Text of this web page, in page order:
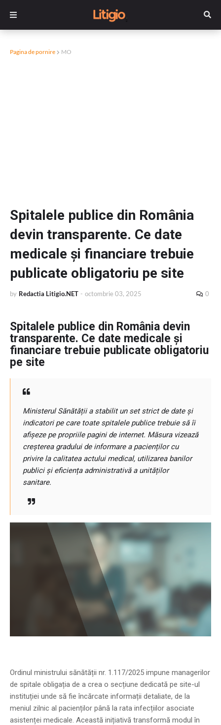
Pagina de pornire MO
Spitalele publice din România
devin transparente. Ce date
medicale și financiare trebuie
publicate obligatoriu pe site
by Redactia Litigio.NET - octombrie 03, 2025 0
Spitalele publice din România devin
transparente. Ce date medicale și
financiare trebuie publicate obligatoriu
pe site
Ministerul Sănătății a stabilit un set strict de date și
indicatori pe care toate spitalele publice trebuie să îi
afișeze pe propriile pagini de internet. Măsura vizează
creșterea gradului de informare a pacienților cu
privire la calitatea actului medical, utilizarea banilor
publici și eficiența administrativă a unităților
sanitare.
Ordinul ministrului sănătății nr. 1.117/2025 impune managerilor
de spitale obligația de a crea o secțiune dedicată pe site-ul
instituției unde să fie încărcate informații detaliate, de la
meniul zilnic al pacienților până la rata infecțiilor asociate
asistenței medicale. Această inițiativă transformă modul în